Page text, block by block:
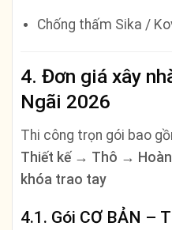
Chống thấm Sika /
4. Đơn giá xây
Ngãi 2026
Thi công trọn gói bao
Thiết kế → Thô →
khóa trao tay
4.1. Gói CƠ BẢN –